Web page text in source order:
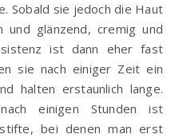
Sobald sie jedoch die Haut
und glänzend, cremig und
ist dann eher fast
sie nach einiger Zeit ein
halten erstaunlich lange.
einigen Stunden ist
bei denen man erst